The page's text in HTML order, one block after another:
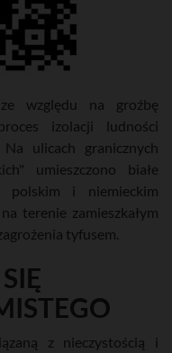
względu na groźbę
izolacji ludności
ulicach granicznych
umieszczono białe
i niemieckim
terenie zamieszkałym
tyfusem.
z nieczystością i